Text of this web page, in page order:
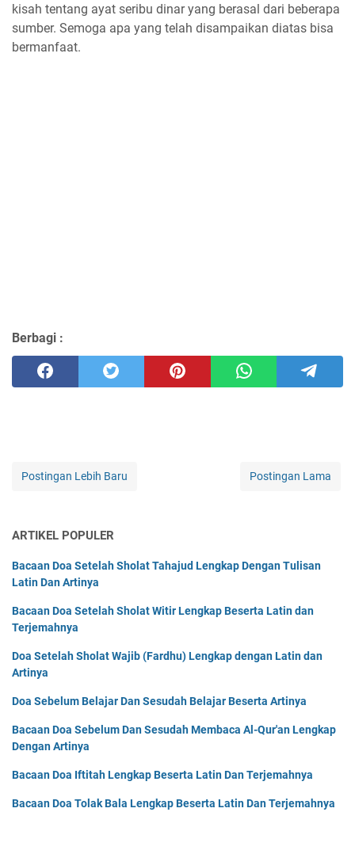
kisah tentang ayat seribu dinar yang berasal dari beberapa
sumber. Semoga apa yang telah disampaikan diatas bisa
bermanfaat.
Berbagi :
Postingan Lebih Baru Postingan Lama
ARTIKEL POPULER
Bacaan Doa Setelah Sholat Tahajud Lengkap Dengan Tulisan
Latin Dan Artinya
Bacaan Doa Setelah Sholat Witir Lengkap Beserta Latin dan
Terjemahnya
Doa Setelah Sholat Wajib (Fardhu) Lengkap dengan Latin dan
Artinya
Doa Sebelum Belajar Dan Sesudah Belajar Beserta Artinya
Bacaan Doa Sebelum Dan Sesudah Membaca Al-Qur'an Lengkap
Dengan Artinya
Bacaan Doa Iftitah Lengkap Beserta Latin Dan Terjemahnya
Bacaan Doa Tolak Bala Lengkap Beserta Latin Dan Terjemahnya